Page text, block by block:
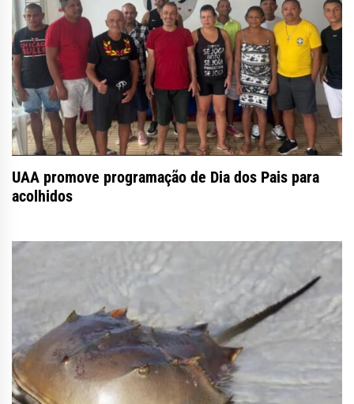
UAA promove programação de Dia dos Pais para
acolhidos